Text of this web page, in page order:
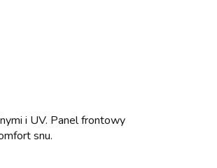
i UV. Panel frontowy
snu.